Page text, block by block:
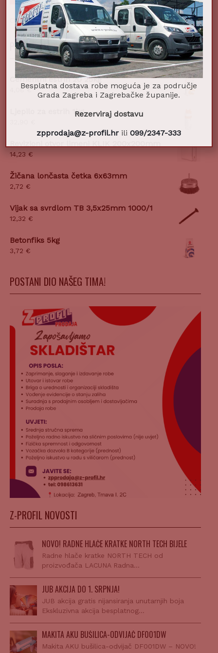
Cijena:0 €—10 €
POPULARNI PROIZVODI
Cementni estrih 20 25kg
4,08€
Ljepilo za estrih 1kg
14,23 €
Žičana lončasta četka 6x63mm
2,72 €
Vijak sa svrdlom TB 3,5x25mm 1000/1
12,32 €
Betonfiks 5kg
3,72 €
POSTANI DIO NAŠEG TIMA!
Z-PROFIL NOVOSTI
NOVO! RADNE HLAČE KRATKE NORTH TECH BIJELE
Radne hlače kratke NORTH TECH od
proizvođača LACUNA Radna…
JUB AKCIJA DO 1. SRPNJA!
JUB akcija gratis nijansiranja unutarnjih boja
Ekskluzivna akcija besplatnog…
MAKITA AKU BUŠILICA-ODVIJAČ DF001DW
Makita AKU bušilica-odvijač DF001DW – NOVO!
Besplatna dostava robe moguća je za područje
Grada Zagreba i Zagrebačke županije.
Rezerviraj dostavu
zpprodaja@z-profil.hr ili099/2347-333